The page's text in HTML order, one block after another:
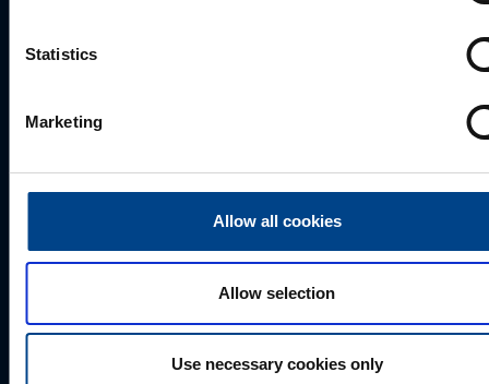
Statistics
Marketing
Allow all cookies
Allow selection
Use necessary cookies only
+372 57880500